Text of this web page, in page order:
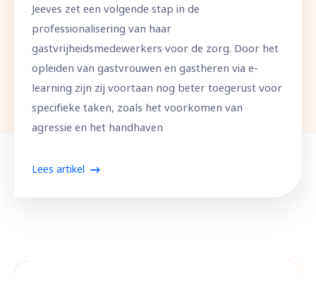
Jeeves zet een volgende stap in de
professionalisering van haar
gastvrijheidsmedewerkers voor de zorg. Door het
opleiden van gastvrouwen en gastheren via e-
learning zijn zij voortaan nog beter toegerust voor
specifieke taken, zoals het voorkomen van
agressie en het handhaven
Lees artikel